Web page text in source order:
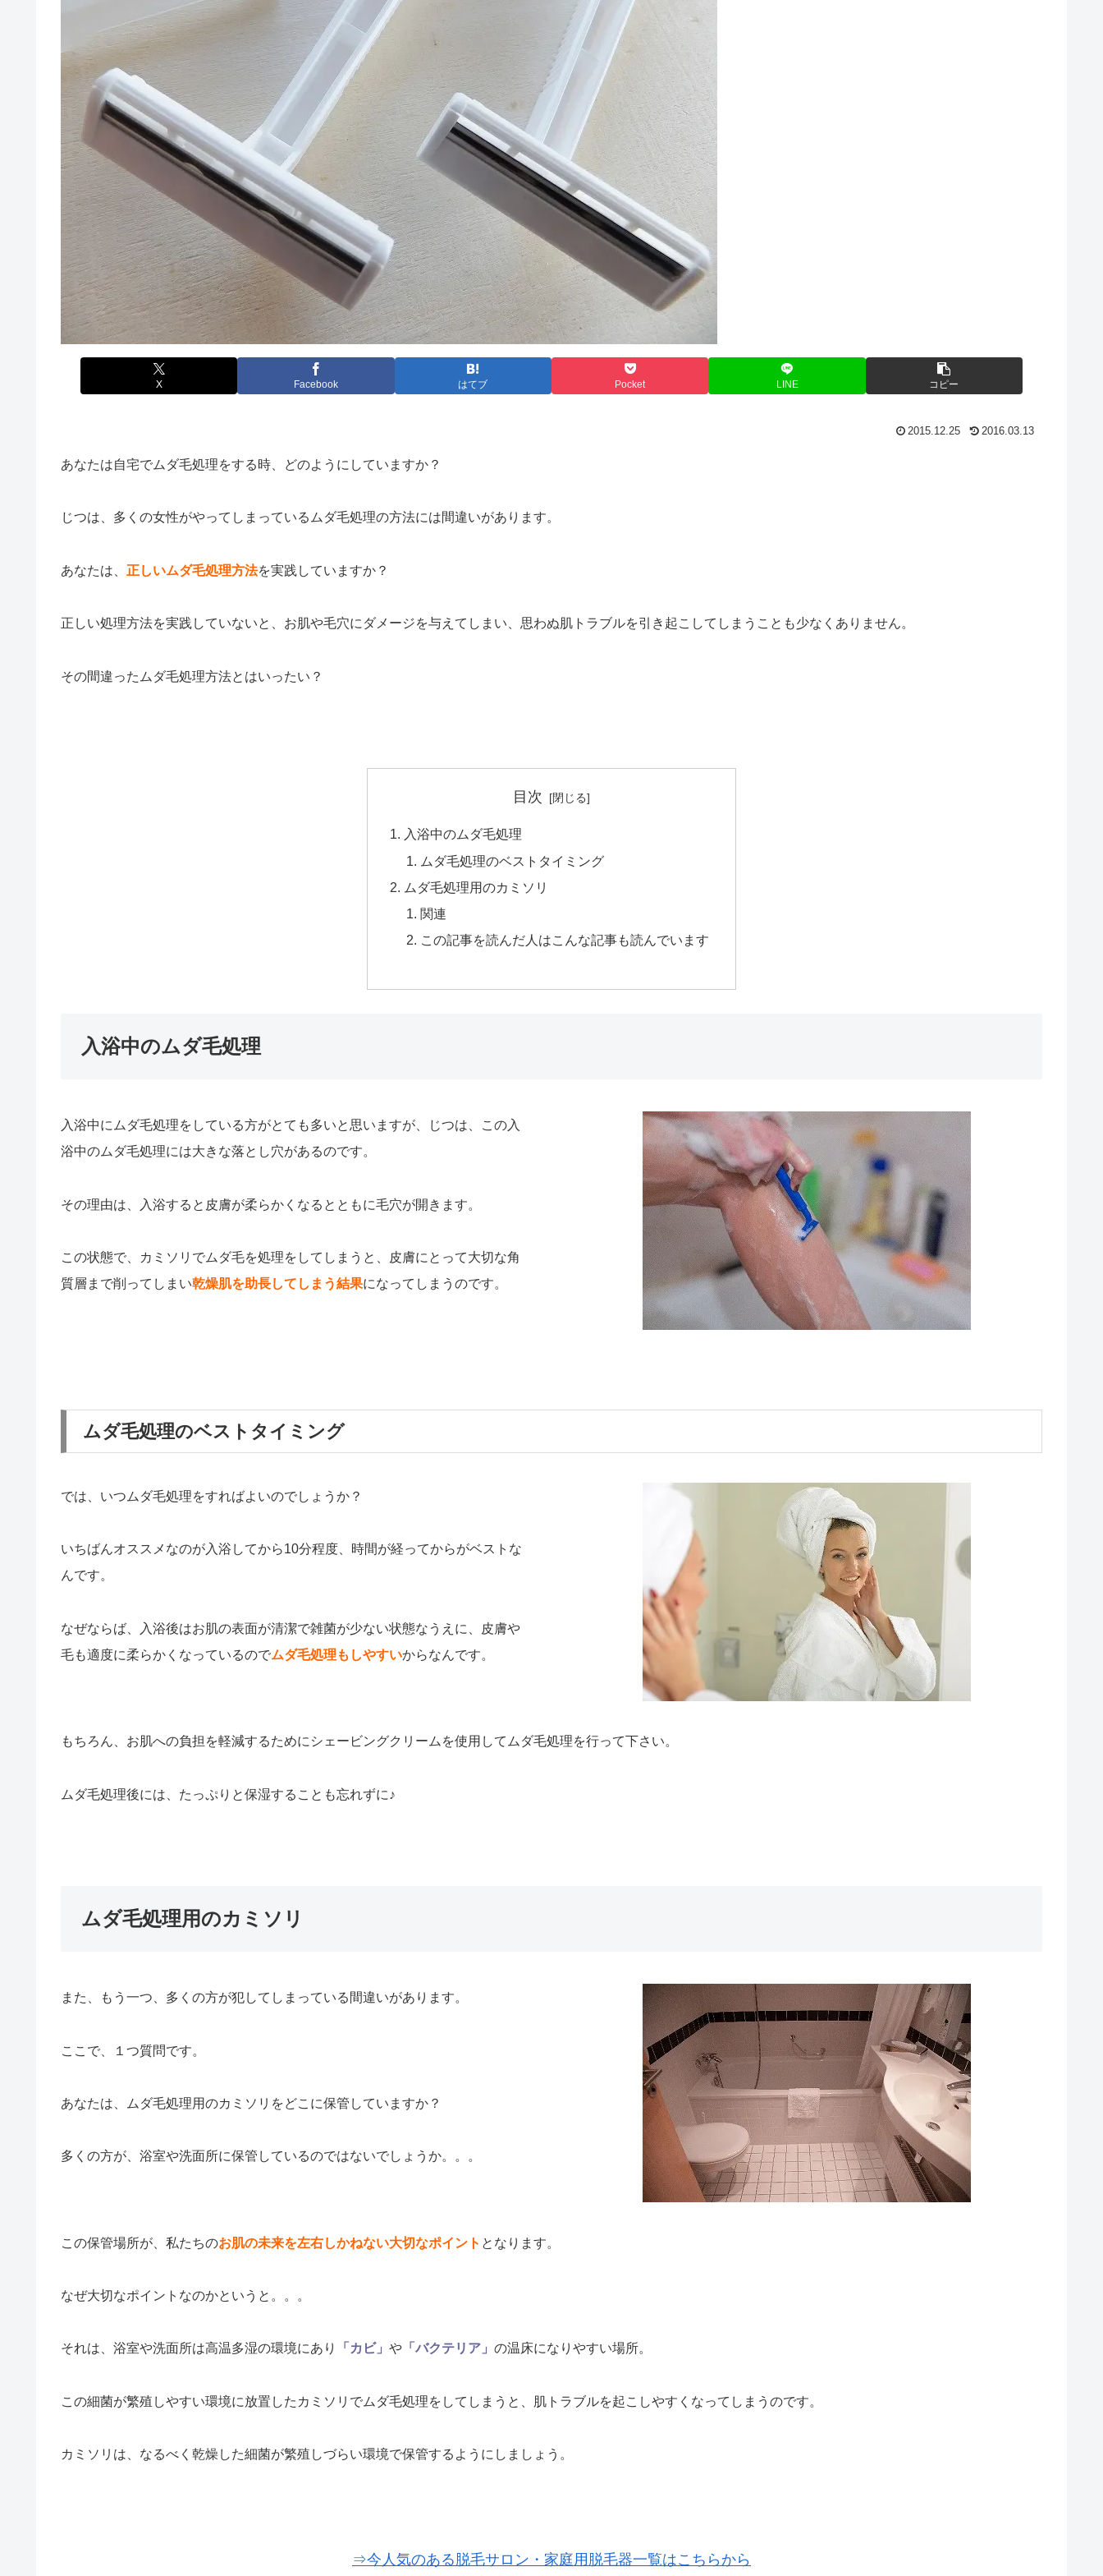
X Facebook はてブ Pocket LINE コピー
2015.12.25 2016.03.13
あなたは自宅でムダ毛処理をする時、どのようにしていますか？
じつは、多くの女性がやってしまっているムダ毛処理の方法には間違いがあります。
あなたは、 正しいムダ毛処理方法を実践していますか？
正しい処理方法を実践していないと、お肌や毛穴にダメージを与えてしまい、思わぬ肌トラブルを引き起こしてしまうことも少なくありません。
その間違ったムダ毛処理方法とはいったい？
目次
入浴中のムダ毛処理
ムダ毛処理のベストタイミング
ムダ毛処理用のカミソリ
関連
この記事を読んだ人はこんな記事も読んでいます
入浴中のムダ毛処理
入浴中にムダ毛処理をしている方がとても多いと思いますが、じつは、この入
浴中のムダ毛処理には大きな落とし穴があるのです。
その理由は、入浴すると皮膚が柔らかくなるとともに毛穴が開きます。
この状態で、カミソリでムダ毛を処理をしてしまうと、皮膚にとって大切な角
質層まで削ってしまい乾燥肌を助長してしまう結果になってしまうのです。
ムダ毛処理のベストタイミング
では、いつムダ毛処理をすればよいのでしょうか？
いちばんオススメなのが入浴してから10分程度、時間が経ってからがベストな
んです。
なぜならば、入浴後はお肌の表面が清潔で雑菌が少ない状態なうえに、皮膚や
毛も適度に柔らかくなっているのでムダ毛処理もしやすいからなんです。
もちろん、お肌への負担を軽減するためにシェービングクリームを使用してムダ毛処理を行って下さい。
ムダ毛処理後には、たっぷりと保湿することも忘れずに♪
ムダ毛処理用のカミソリ
また、もう一つ、多くの方が犯してしまっている間違いがあります。
ここで、１つ質問です。
あなたは、ムダ毛処理用のカミソリをどこに保管していますか？
多くの方が、浴室や洗面所に保管しているのではないでしょうか。。。
この保管場所が、私たちのお肌の未来を左右しかねない大切なポイント となります。
なぜ大切なポイントなのかというと。。。
それは、浴室や洗面所は高温多湿の環境にあり 「カビ」 や 「バクテリア」 の温床になりやすい場所。
この細菌が繁殖しやすい環境に放置したカミソリでムダ毛処理をしてしまうと、肌トラブルを起こしやすくなってしまうのです。
カミソリは、なるべく乾燥した細菌が繁殖しづらい環境で保管するようにしましょう。
⇒今人気のある脱毛サロン・家庭用脱毛器一覧はこちらから